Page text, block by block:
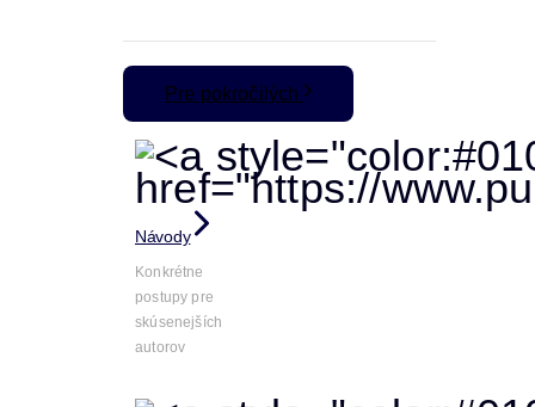
Pre pokročilých
Návody
Konkrétne
postupy pre
skúsenejších
autorov